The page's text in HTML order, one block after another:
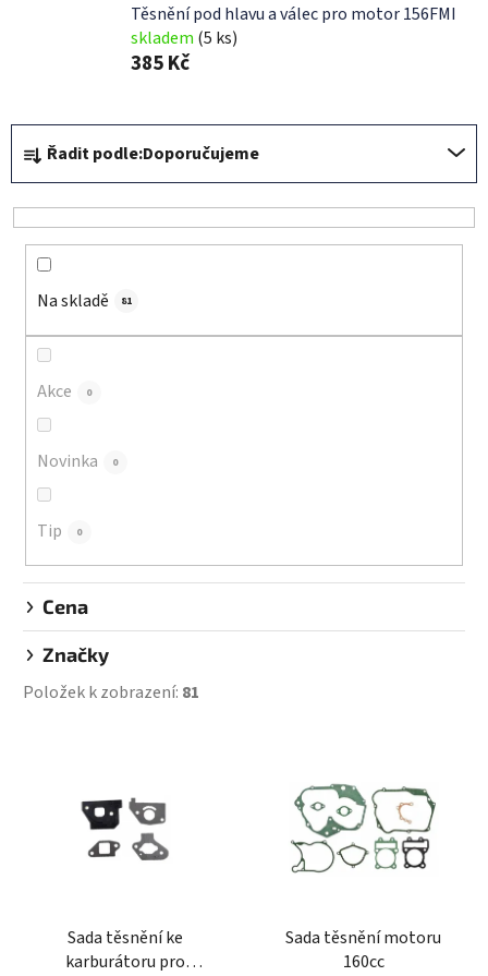
Těsnění pod hlavu a válec pro motor 156FMI
skladem (5 ks)
385 Kč
Ř
a
z
e
Řadit podle:Doporučujeme
Na skladě 81
Akce 0
Novinka 0
Tip 0
Cena
Značky
Položek k zobrazení: 81
Sada těsnění ke
karburátoru pro
Sada těsnění motoru
160cc